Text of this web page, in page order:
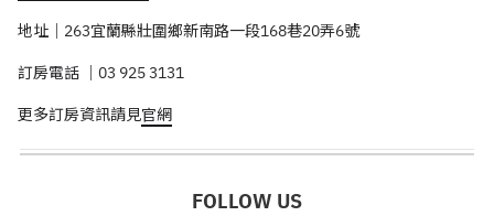
地址｜263宜蘭縣壯圍鄉新南路一段168巷20弄6號
訂房電話 ｜03 925 3131
更多訂房資訊請見官網
FOLLOW US